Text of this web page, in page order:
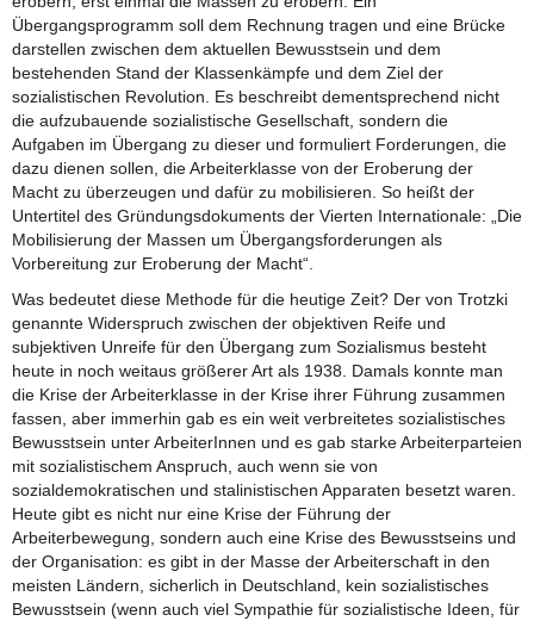
Übergangsprogramm soll dem Rechnung tragen und eine Brücke
darstellen zwischen dem aktuellen Bewusstsein und dem
bestehenden Stand der Klassenkämpfe und dem Ziel der
sozialistischen Revolution. Es beschreibt dementsprechend nicht
die aufzubauende sozialistische Gesellschaft, sondern die
Aufgaben im Übergang zu dieser und formuliert Forderungen, die
dazu dienen sollen, die Arbeiterklasse von der Eroberung der
Macht zu überzeugen und dafür zu mobilisieren. So heißt der
Untertitel des Gründungsdokuments der Vierten Internationale: „Die
Mobilisierung der Massen um Übergangsforderungen als
Vorbereitung zur Eroberung der Macht“.
Was bedeutet diese Methode für die heutige Zeit? Der von Trotzki
genannte Widerspruch zwischen der objektiven Reife und
subjektiven Unreife für den Übergang zum Sozialismus besteht
heute in noch weitaus größerer Art als 1938. Damals konnte man
die Krise der Arbeiterklasse in der Krise ihrer Führung zusammen
fassen, aber immerhin gab es ein weit verbreitetes sozialistisches
Bewusstsein unter ArbeiterInnen und es gab starke Arbeiterparteien
mit sozialistischem Anspruch, auch wenn sie von
sozialdemokratischen und stalinistischen Apparaten besetzt waren.
Heute gibt es nicht nur eine Krise der Führung der
Arbeiterbewegung, sondern auch eine Krise des Bewusstseins und
der Organisation: es gibt in der Masse der Arbeiterschaft in den
meisten Ländern, sicherlich in Deutschland, kein sozialistisches
Bewusstsein (wenn auch viel Sympathie für sozialistische Ideen, für